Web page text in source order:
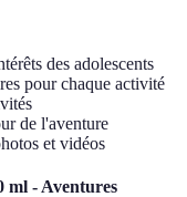
des adolescents
pour chaque activité
de l'aventure
et vidéos
ml - Aventures